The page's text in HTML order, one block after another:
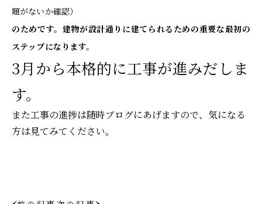
題がないか確認）
のためです。建物が設計通りに建てられるための重要な最初の
ステップになります。
3月から本格的に工事が進みだしま
す。
また工事の進捗は随時ブログにあげますので、気になる
方は見てみてください。